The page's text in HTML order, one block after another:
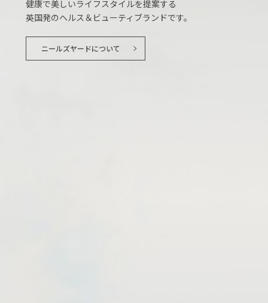
健康で美しいライフスタイルを提案する
英国発のヘルス＆ビューティブランドです。
ニールズヤードについて